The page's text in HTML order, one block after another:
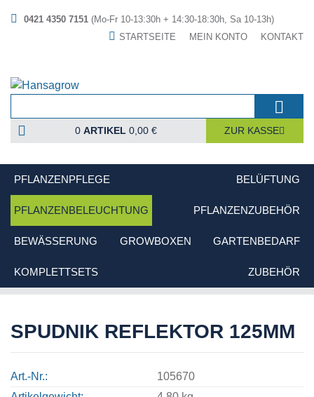
0421 4350 7151 (Mo-Fr 10-13:30h + 14:30-18:30h, Sa 10-13h)
STARTSEITE
MEIN KONTO KONTAKT
0 ARTIKEL 0,00 € ZUR KASSE
PFLANZENPFLEGE BELÜFTUNG
PFLANZENBELEUCHTUNG PFLANZENZUBEHÖR
BEWÄSSERUNG GROWBOXEN GARTENBEDARF
KOMPLETTSETS ZUBEHÖR
SPUDNIK REFLEKTOR 125MM
Art.-Nr.
105670